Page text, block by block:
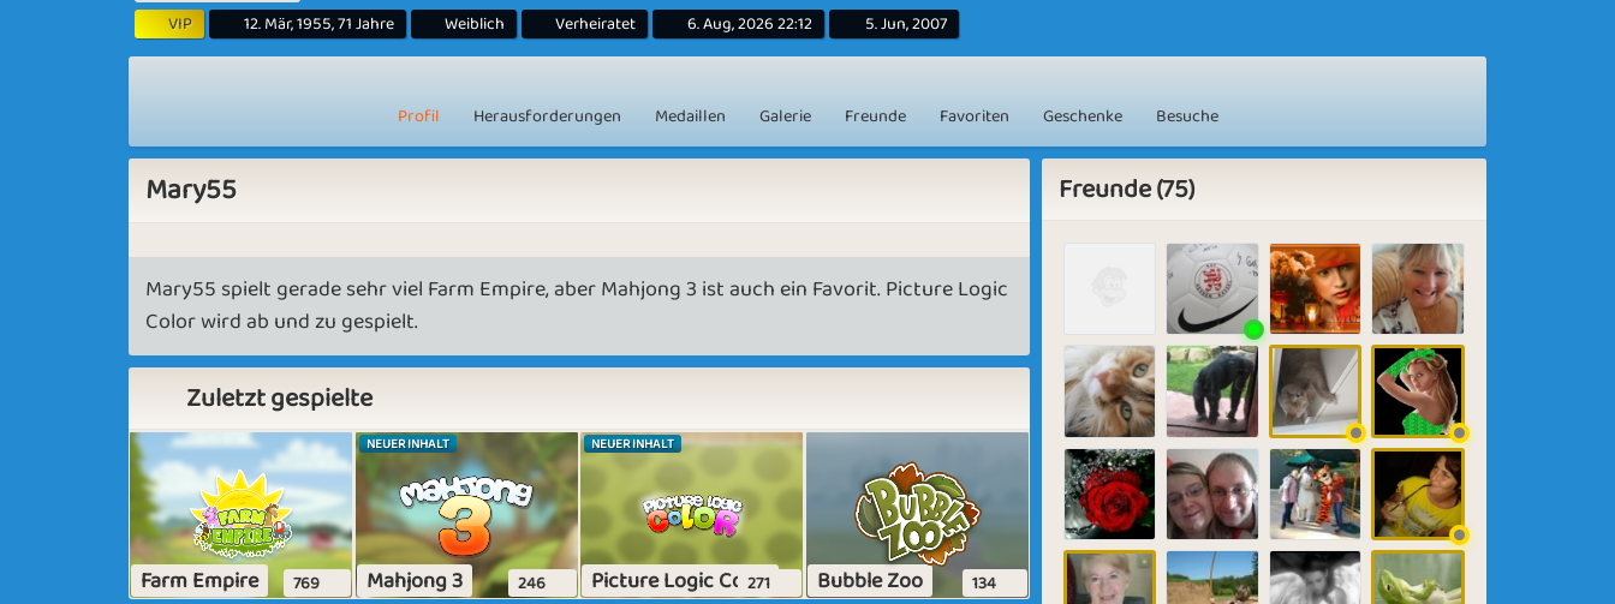
VIP 12. Mär, 1955, 71 Jahre Weiblich Verheiratet 6. Aug, 2026 22:12 5. Jun, 2007
Profil Herausforderungen Medaillen Galerie Freunde Favoriten Geschenke Besuche
Mary55
Mary55 spielt gerade sehr viel Farm Empire, aber Mahjong 3 ist auch ein Favorit. Picture Logic
Color wird ab und zu gespielt.
Zuletzt gespielte
Farm Empire 769
NEUER INHALT
Mahjong 3 246
NEUER INHALT
Picture Logic Color
271 Bubble Zoo 134
Freunde (75)